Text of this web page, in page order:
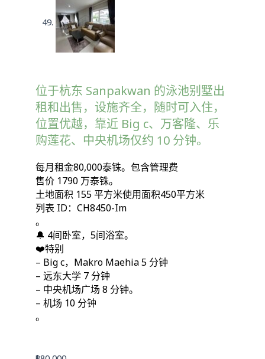
位于杭东 Sanpakwan 的泳池别墅出
租和出售，设施齐全，随时可入住，
位置优越，靠近 Big c、万客隆、乐
购莲花、中央机场仅约 10 分钟。
每月租金80,000泰铢。包含管理费
售价 1790 万泰铢。
土地面积 155 平方米使用面积450平方米
列表 ID：CH8450-Im
。
🔔 4间卧室，5间浴室。
❤️特别
– Big c，Makro Maehia 5 分钟
– 远东大学 7 分钟
– 中央机场广场 8 分钟。
– 机场 10 分钟
。